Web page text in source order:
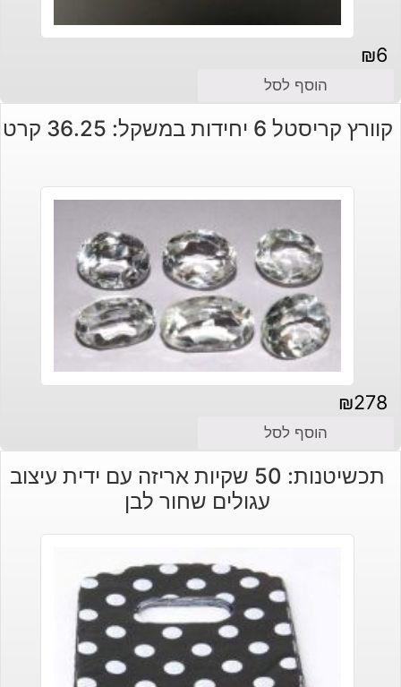
₪6
הוסף לסל
קוורץ קריסטל 6 יחידות במשקל: 36.25 קרט
₪278
הוסף לסל
תכשיטנות: 50 שקיות אריזה עם ידית עיצוב
עגולים שחור לבן